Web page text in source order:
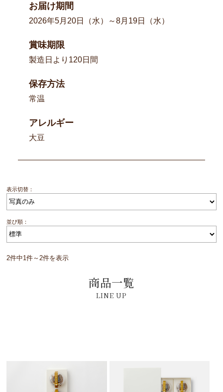
お届け期間
2026年5月20日（水）～8月19日（水）
賞味期限
製造日より120日間
保存方法
常温
アレルギー
大豆
表示切替：
並び順：
2件中1件～2件を表示
商品一覧